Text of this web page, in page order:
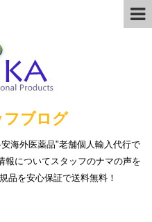
フブログ
海外医薬品"老舗個人輸入代行で
報についてスタッフのナマの声を
品を安心保証で送料無料！